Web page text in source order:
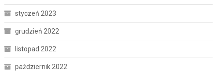
styczeń 2023
grudzień 2022
listopad 2022
październik 2022